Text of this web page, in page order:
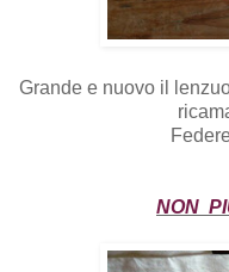
Grande e nuovo il
NON